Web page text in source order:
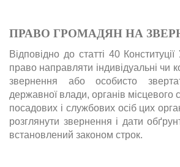
ПРАВО ГРОМАДЯН НА
Відповідно до статті 40
право направляти індивідуальні чи
звернення або особисто
державної влади, органів місцевого
посадових і службових осіб цих
розглянути звернення і дати
встановлений законом строк.